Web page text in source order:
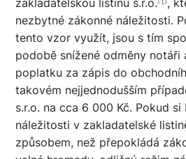
nezbytné zákonné náležitosti.
tento vzor využít, jsou s tím
podobě snížené odměny notáři
poplatku za zápis do
takovém nejjednodušším
s.r.o. na cca 6 000 Kč. Pokud
náležitosti v zakladatelské
způsobem, než přepokládá